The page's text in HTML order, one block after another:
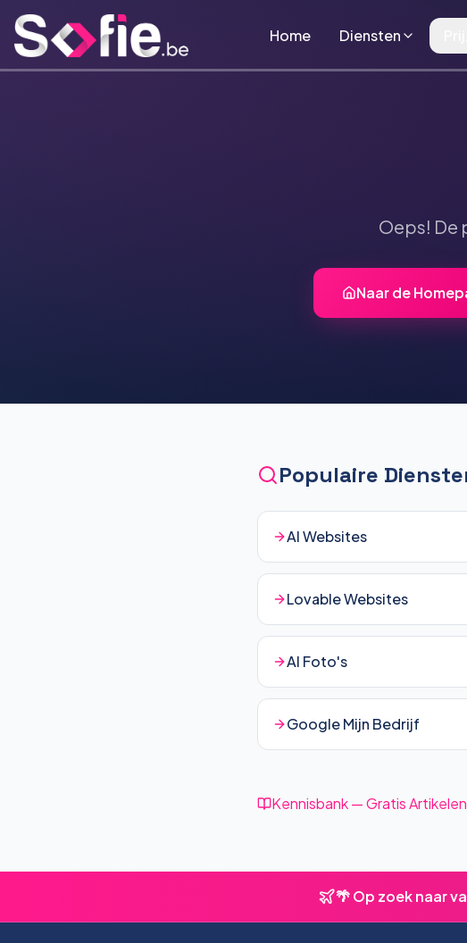
Home
Diensten
Oeps! De
Naar de
Populaire
AI Websites
Lovable Websites
AI Foto's
Google Mijn Bedrijf
Kennisbank — Gratis
🌴 Op zoek naar